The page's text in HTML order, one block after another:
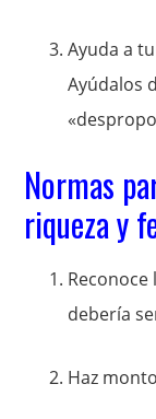
Ayuda a
Ayúdalos
Normas
riqueza y
debería
Haz